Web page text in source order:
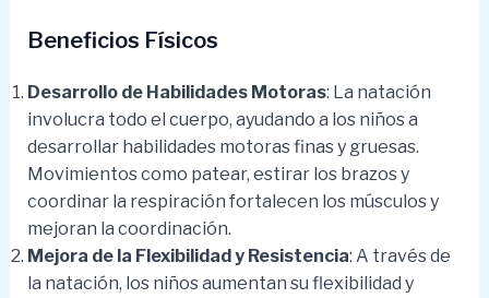
Beneficios Físicos
Desarrollo de Habilidades Motoras: La natación
involucra todo el cuerpo, ayudando a los niños a
desarrollar habilidades motoras finas y gruesas.
Movimientos como patear, estirar los brazos y
coordinar la respiración fortalecen los músculos y
mejoran la coordinación.
Mejora de la Flexibilidad y Resistencia: A través de
la natación, los niños aumentan su flexibilidad y